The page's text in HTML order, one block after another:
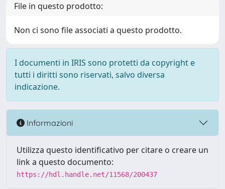
File in questo prodotto:
Non ci sono file associati a questo prodotto.
I documenti in IRIS sono protetti da copyright e
tutti i diritti sono riservati, salvo diversa
indicazione.
Informazioni
Utilizza questo identificativo per citare o creare un
link a questo documento:
https://hdl.handle.net/11568/200437